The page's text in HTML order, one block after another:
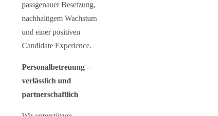
passgenauer Besetzung,
nachhaltigem Wachstum
und einer positiven
Candidate Experience.
Personalbetreuung –
verlässlich und
partnerschaftlich